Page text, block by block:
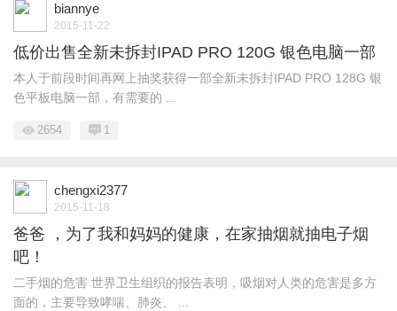
biannye
2015-11-22
低价出售全新未拆封IPAD PRO 120G 银色电脑一部
本人于前段时间再网上抽奖获得一部全新未拆封IPAD PRO 128G 银
色平板电脑一部，有需要的 ...
2654 1
chengxi2377
2015-11-18
爸爸 ，为了我和妈妈的健康，在家抽烟就抽电子烟
吧！
二手烟的危害 世界卫生组织的报告表明，吸烟对人类的危害是多方
面的，主要导致哮喘、肺炎、 ...